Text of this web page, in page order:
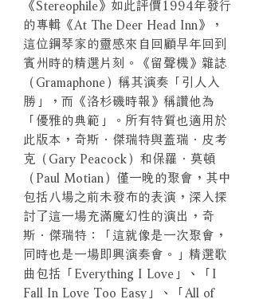
的專輯《At The Deer Head Inn》，
這位鋼琴家的靈感來自回顧早年回到
賓州時的精選片刻。《留聲機》雜誌
（Gramaphone）稱其演奏「引人入
勝」，而《洛杉磯時報》稱讚他為
「優雅的典範」。所有特質也適用於
此版本，奇斯．傑瑞特與蓋瑞．皮考
克（Gary Peacock）和保羅．莫頓
（Paul Motian）僅一晚的聚會，其中
包括八場之前未發布的表演，深入探
討了這一場充滿魔幻性的演出，奇
斯．傑瑞特：「這就像是一次聚會，
同時也是一場即興演奏會。」精選歌
曲包括「Everything I Love」、「I
Fall In Love Too Easy」、「All of